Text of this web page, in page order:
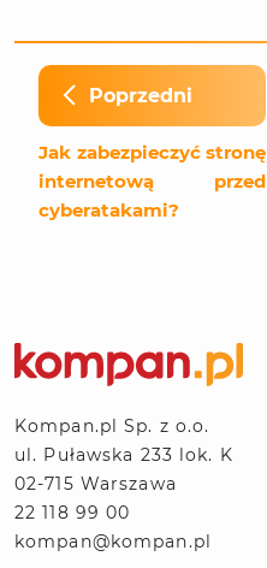
Poprzedni
Jak zabezpieczyć stronę
internetową przed
cyberatakami?
Kompan.pl Sp. z o.o.
ul. Puławska 233 lok. K
02-715 Warszawa
22 118 99 00
kompan@kompan.pl